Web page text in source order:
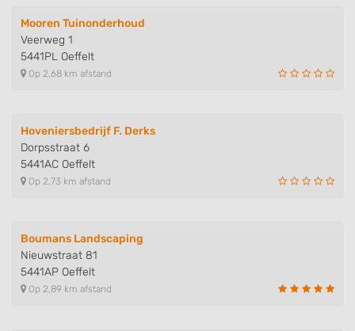
Mooren Tuinonderhoud
Veerweg 1
5441PL Oeffelt
Op 2,68 km afstand
Hoveniersbedrijf F. Derks
Dorpsstraat 6
5441AC Oeffelt
Op 2,73 km afstand
Boumans Landscaping
Nieuwstraat 81
5441AP Oeffelt
Op 2,89 km afstand